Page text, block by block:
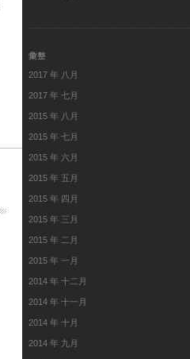
彙整
2017 年 八月
2017 年 七月
2015 年 八月
2015 年 七月
2015 年 六月
2015 年 五月
2015 年 四月
2015 年 三月
2015 年 二月
2015 年 一月
2014 年 十二月
2014 年 十一月
2014 年 十月
2014 年 九月